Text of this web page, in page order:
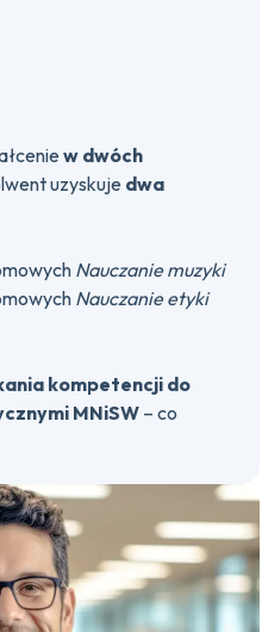
w dwóch
uzyskuje dwa
Nauczanie muzyki
Nauczanie etyki
kompetencji do
MNiSW– co